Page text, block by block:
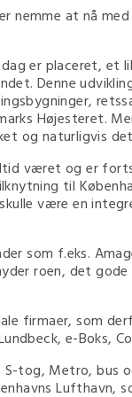
nemme at nå
er placeret, et
Denne
Højesteret.
og naturligvis
altid været og er
til
være en
som f.eks.
roen, det
firmaer, som
e-Boks,
tog, Metro, bus
Lufthavn,